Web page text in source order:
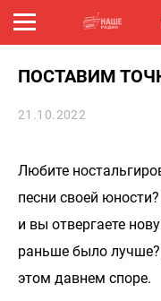
ПОСТАВИМ
21.10.2022
Любите
песни своей
и вы отвергаете
раньше было
этом давнем споре.